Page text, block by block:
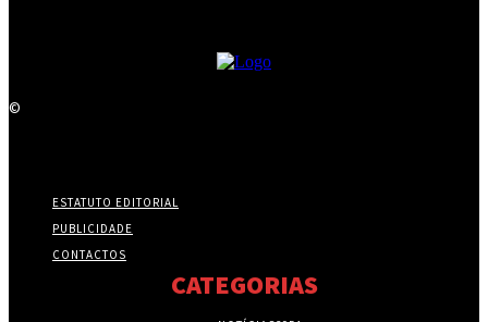
©
ESTATUTO EDITORIAL
PUBLICIDADE
CONTACTOS
CATEGORIAS